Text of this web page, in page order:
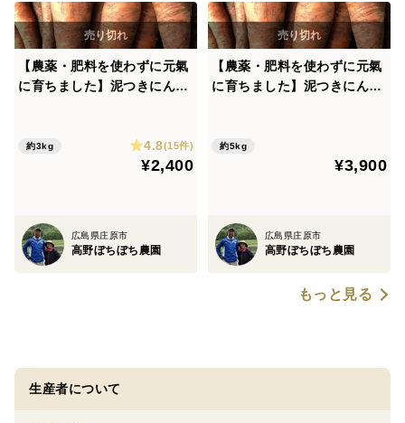
【農薬・肥料を使わずに元氣
に育ちました】泥つきにんじ
約3kg 4.8(15件)
¥2,400
広島県庄原市
高野ぼちぼち農園
【農薬・肥料を使わずに元氣
に育ちました】泥つきにんじ
約5kg
¥3,900
広島県庄原市
高野ぼちぼち農園
もっと見る
生産者について